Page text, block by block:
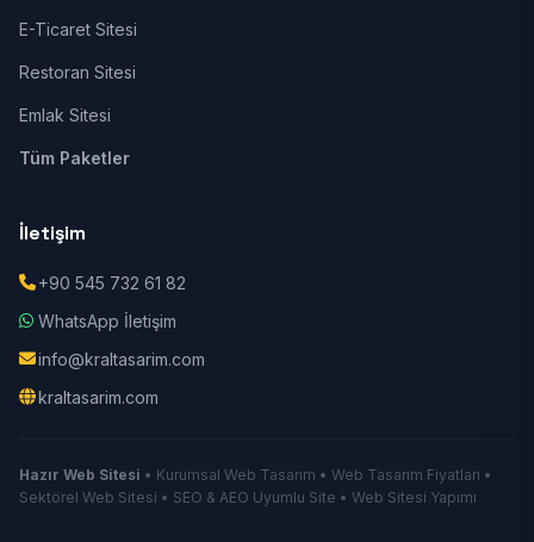
E-Ticaret Sitesi
Restoran Sitesi
Emlak Sitesi
Tüm Paketler
İletişim
+90 545 732 61 82
WhatsApp İletişim
info@kraltasarim.com
kraltasarim.com
Hazır Web Sitesi • Kurumsal Web Tasarım • Web Tasarım Fiyatları •
Sektörel Web Sitesi • SEO & AEO Uyumlu Site • Web Sitesi Yapımı